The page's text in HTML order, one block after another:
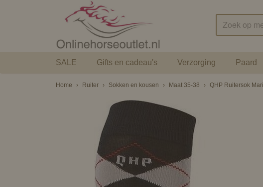
SALE Gifts en cadeau's Verzorging Paard
Home › Ruiter › Sokken en kousen › Maat 35-38 › QHP Ruitersok